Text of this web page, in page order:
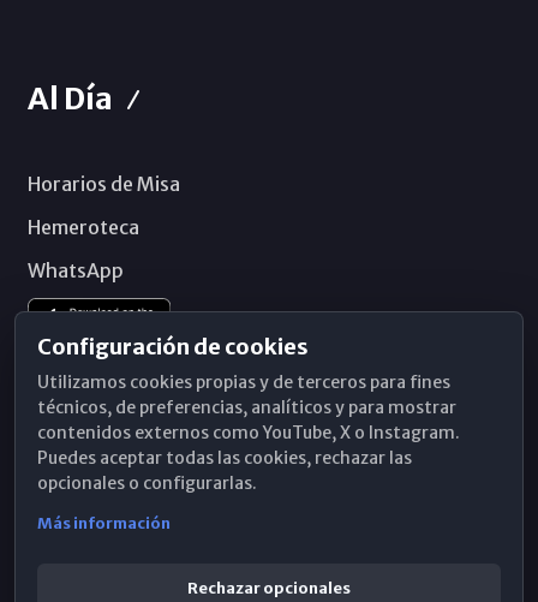
Al Día
Horarios de Misa
Hemeroteca
WhatsApp
Configuración de cookies
Utilizamos cookies propias y de terceros para fines
técnicos, de preferencias, analíticos y para mostrar
contenidos externos como YouTube, X o Instagram.
Puedes aceptar todas las cookies, rechazar las
opcionales o configurarlas.
Más información
Rechazar opcionales